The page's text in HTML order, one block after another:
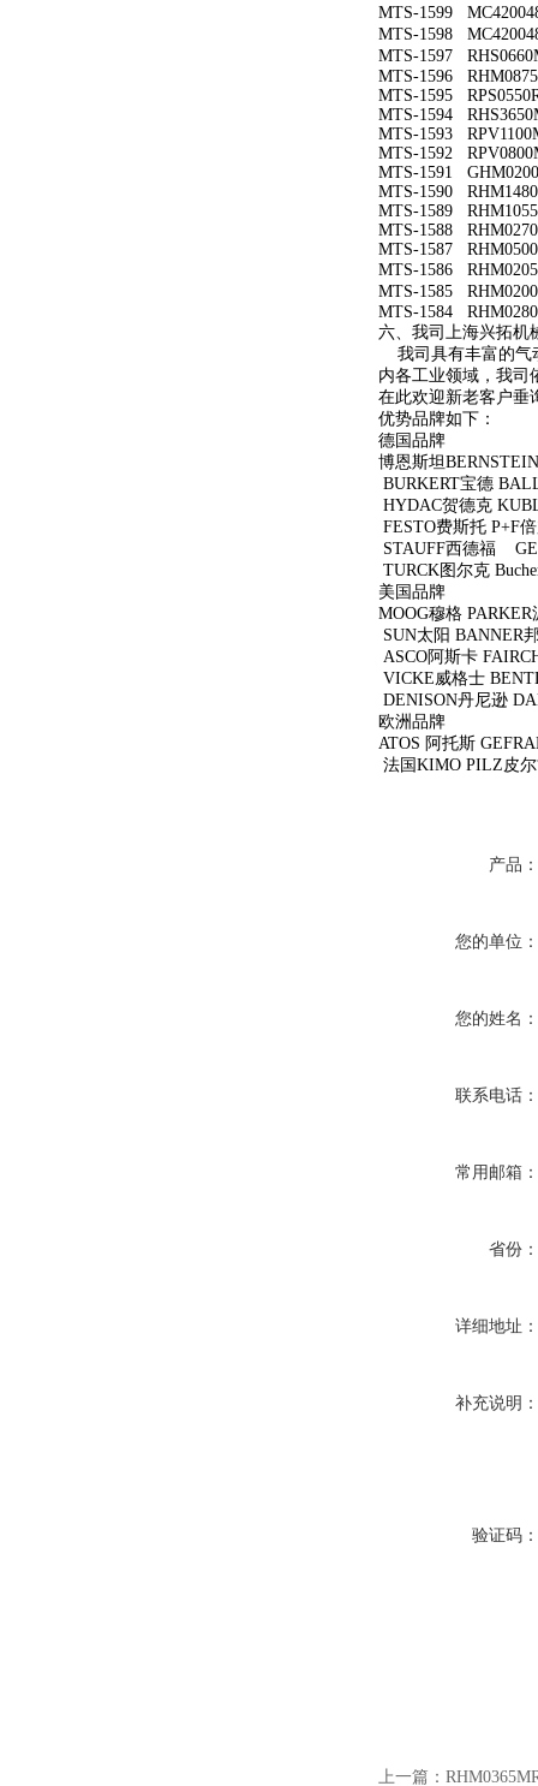
MTS-1599
MTS-1598
MTS-1597
MTS-1596
MTS-1595
MTS-1594
MTS-1593
MTS-1592
MTS-1591
MTS-1590
MTS-1589
MTS-1588
MTS-1587
MTS-1586
MTS-1585
MTS-1584
六、我司上海兴拓机
我司具有丰富的气
内各工业领域，我司
在此欢迎新老客户垂
优势品牌如下：
德国品牌
博恩斯坦
BURKERT宝德
HYDAC贺德克
FESTO费斯托 P+F
STAUFF西德福
TURCK图尔克
美国品牌
MOOG穆格
SUN太阳 BANNER
ASCO阿斯卡
VICKE威格士
DENISON丹尼逊
欧洲品牌
ATOS 阿托斯
法国KIMO PILZ皮
产品：
您的单位：
您的姓名：
联系电话：
常用邮箱：
省份：
详细地址：
补充说明：
验证码：
上一篇：